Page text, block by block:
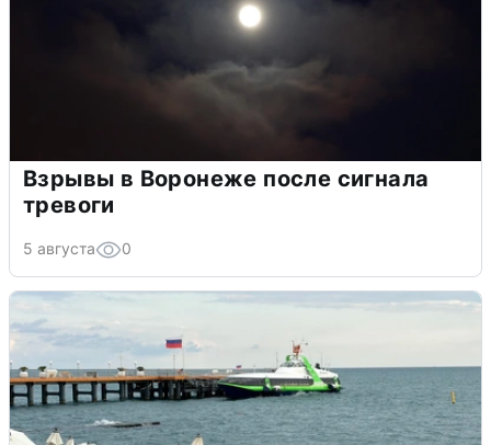
Взрывы в Воронеже после сигнала
тревоги
5 августа 0